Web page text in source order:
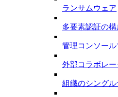
ランサムウェア
多要素認証の構
管理コンソー
外部コラボレ
組織のシングル